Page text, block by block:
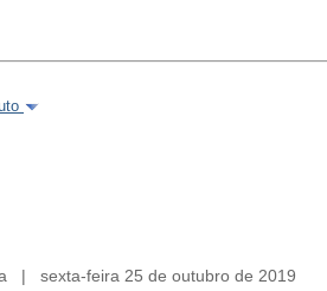
| sexta-feira 25 de outubro de 2019